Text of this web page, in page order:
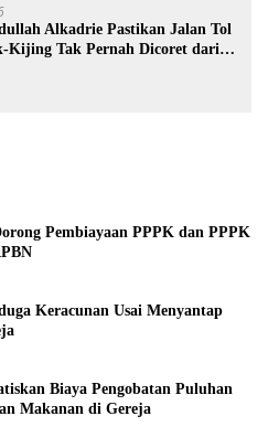
Alkadrie Pastikan Jalan Tol
Kijing Tak Pernah Dicoret dari
Pembiayaan PPPK dan PPPK
Keracunan Usai Menyantap
Biaya Pengobatan Puluhan
Makanan di Gereja